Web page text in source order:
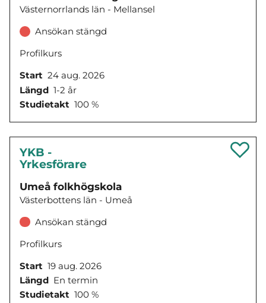
Västernorrlands län - Mellansel
Ansökan stängd
Profilkurs
Start 24 aug. 2026
Längd 1-2 år
Studietakt 100 %
YKB -
Yrkesförare
Umeå folkhögskola
Västerbottens län - Umeå
Ansökan stängd
Profilkurs
Start 19 aug. 2026
Längd En termin
Studietakt 100 %